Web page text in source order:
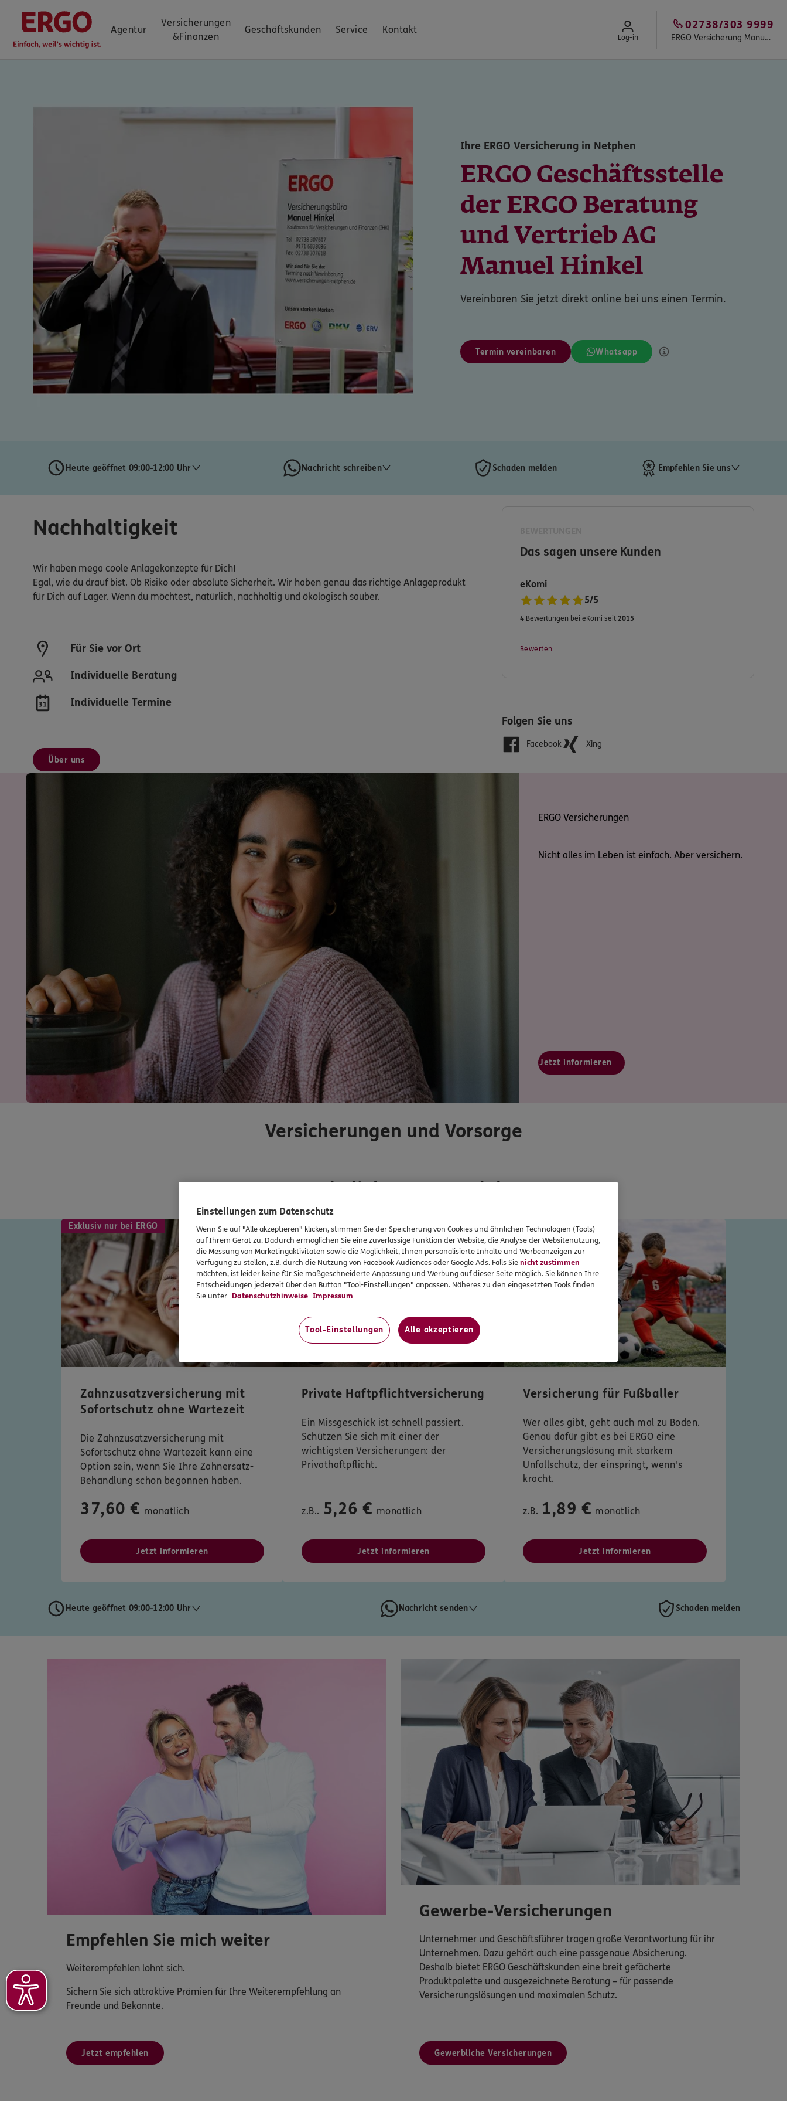
Agentur
Versicherungen
&Finanzen
Geschäftskunden Service Kontakt
Log-in ERGO Versicherung Manuel Hinkel
02738/303 9999
Ihre ERGO Versicherung in Netphen
ERGO Geschäftsstelle
der ERGO Beratung
und Vertrieb AG
Manuel Hinkel
Vereinbaren Sie jetzt direkt online bei uns einen Termin.
Termin vereinbaren Whatsapp
Heute geöffnet 09:00-12:00 Uhr Nachricht schreiben Schaden melden Empfehlen Sie uns
Nachhaltigkeit
Wir haben mega coole Anlagekonzepte für Dich!
Egal, wie du drauf bist. Ob Risiko oder absolute Sicherheit. Wir haben genau das richtige Anlageprodukt
für Dich auf Lager. Wenn du möchtest, natürlich, nachhaltig und ökologisch sauber.
Für Sie vor Ort
Individuelle Beratung
Individuelle Termine
Über uns
Das sagen unsere Kunden
eKomi
5/5
4Bewertungen bei eKomi seit 2015
Bewerten
Folgen Sie uns
Facebook Xing
ERGO Versicherungen
Nicht alles im Leben ist einfach. Aber versichern.
Jetzt informieren
Versicherungen und Vorsorge
Exklusiv nur bei ERGO
Zahnzusatzversicherung mit
Sofortschutz ohne Wartezeit
Die Zahnzusatzversicherung mit
Sofortschutz ohne Wartezeit kann eine
Option sein, wenn Sie Ihre Zahnersatz-
Behandlung schon begonnen haben.
37,60 € monatlich
Jetzt informieren
Private Haftpflichtversicherung
Ein Missgeschick ist schnell passiert.
Schützen Sie sich mit einer der
wichtigsten Versicherungen: der
Privathaftpflicht.
z.B.. 5,26 € monatlich
Jetzt informieren
Mit Typentest
Versicherung für Fußballer
Wer alles gibt, geht auch mal zu Boden.
Genau dafür gibt es bei ERGO eine
Versicherungslösung mit starkem
Unfallschutz, der einspringt, wenn's
kracht.
z.B. 1,89 € monatlich
Jetzt informieren
Heute geöffnet 09:00-12:00 Uhr Nachricht senden Schaden melden
Empfehlen Sie mich weiter
Weiterempfehlen lohnt sich.
Sichern Sie sich attraktive Prämien für Ihre Weiterempfehlung an
Freunde und Bekannte.
Jetzt empfehlen
Gewerbe-Versicherungen
Unternehmer und Geschäftsführer tragen große Verantwortung für ihr
Unternehmen. Dazu gehört auch eine passgenaue Absicherung.
Deshalb bietet ERGO Geschäftskunden eine breit gefächerte
Produktpalette und ausgezeichnete Beratung – für passende
Versicherungslösungen und maximalen Schutz.
Gewerbliche Versicherungen
Einstellungen zum Datenschutz
Wenn Sie auf "Alle akzeptieren" klicken, stimmen Sie der Speicherung von Cookies und ähnlichen Technologien (Tools)
auf Ihrem Gerät zu. Dadurch ermöglichen Sie eine zuverlässige Funktion der Website, die Analyse der Websitenutzung,
die Messung von Marketingaktivitäten sowie die Möglichkeit, Ihnen personalisierte Inhalte und Werbeanzeigen zur
Verfügung zu stellen, z.B. durch die Nutzung von Facebook Audiences oder Google Ads. Falls Sienicht zustimmen
möchten, ist leider keine für Sie maßgeschneiderte Anpassung und Werbung auf dieser Seite möglich. Sie können Ihre
Entscheidungen jederzeit über den Button "Tool-Einstellungen" anpassen. Näheres zu den eingesetzten Tools finden
Sie unter Datenschutzhinweise Impressum
Tool-Einstellungen Alle akzeptieren